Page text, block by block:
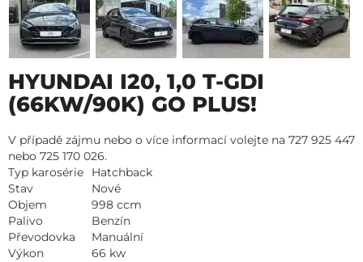
HYUNDAI I20, 1,0 T-GDI
(66KW/90K) GO PLUS!
V případě zájmu nebo o více informací volejte na 727 925 447
nebo 725 170 026.
Typ karosérie
Hatchback
Stav
Nové
Objem
998 ccm
Palivo
Benzín
Převodovka
Manuální
Výkon
66 kw